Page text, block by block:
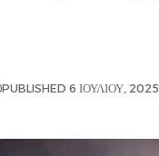
PUBLISHED 6 ΙΟΥΛΊΟΥ, 2025